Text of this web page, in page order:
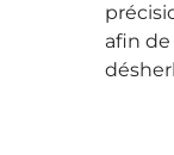
afin